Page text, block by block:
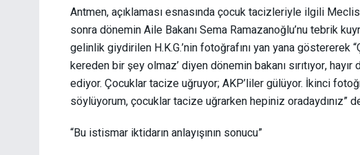
Antmen, açıklaması esnasında çocuk tacizleriyle ilgili
sonra dönemin Aile Bakanı Sema Ramazanoğlu’nu tebrik
gelinlik giydirilen H.K.G.’nin fotoğrafını yan yana göstererek
kereden bir şey olmaz’ diyen dönemin bakanı sırıtıyor,
ediyor. Çocuklar tacize uğruyor; AKP’liler gülüyor. İkinci
söylüyorum, çocuklar tacize uğrarken hepiniz oradaydınız”
“Bu istismar iktidarın anlayışının sonucu”